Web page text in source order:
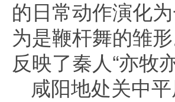
的日常动作演化
为是鞭杆舞的雏
反映了秦人“亦牧
咸阳地处关中